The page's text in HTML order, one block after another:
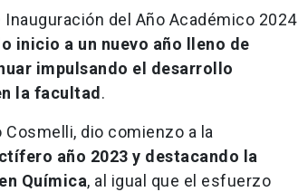
del Año Académico 2024
inicio a un nuevo año lleno de
impulsando el desarrollo
la facultad .
Cosmelli, dio comienzo a la
año 2023 y destacando la
Química, al igual que el esfuerzo